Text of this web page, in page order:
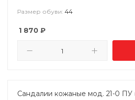
Размер обуви: 44
1 870 ₽
Сандалии кожаные мод. 21-0 ПУ